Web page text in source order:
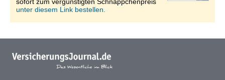
unter diesem Link bestellen.